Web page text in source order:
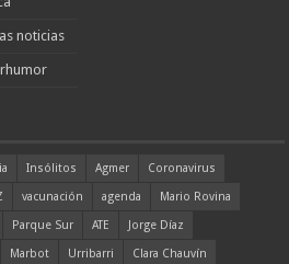
noticias
Insólitos Agmer
Coronavirus
vacunación agenda
Mario Rovina
Parque Sur ATE
Jorge Díaz
Marbot Urribarri
Clara Chauvín